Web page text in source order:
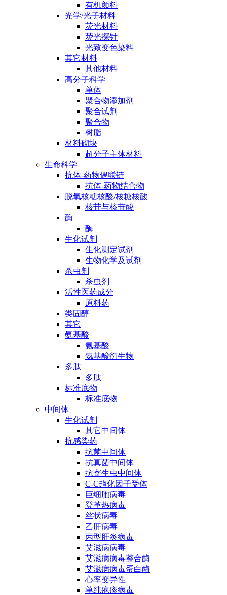
有机颜料
光学/光子材料
荧光材料
荧光探针
光致变色染料
其它材料
其他材料
高分子科学
单体
聚合物添加剂
聚合试剂
聚合物
树脂
材料砌块
超分子主体材料
生命科学
抗体-药物偶联链
抗体-药物结合物
脱氧核糖核酸/核糖核酸
核苷与核苷酸
酶
酶
生化试剂
生化测定试剂
生物化学及试剂
杀虫剂
杀虫剂
活性医药成分
原料药
类固醇
其它
氨基酸
氨基酸
氨基酸衍生物
多肽
多肽
标准底物
标准底物
中间体
生化试剂
其它中间体
抗感染药
抗菌中间体
抗真菌中间体
抗寄生虫中间体
C-C趋化因子受体
巨细胞病毒
登革热病毒
丝状病毒
乙肝病毒
丙型肝炎病毒
艾滋病病毒
艾滋病病毒整合酶
艾滋病病毒蛋白酶
心率变异性
单纯疱疹病毒